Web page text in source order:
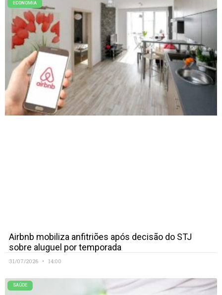
ECONOMIA
Airbnb mobiliza anfitriões após decisão do STJ
sobre aluguel por temporada
31/07/2026 14:00
SAÚDE